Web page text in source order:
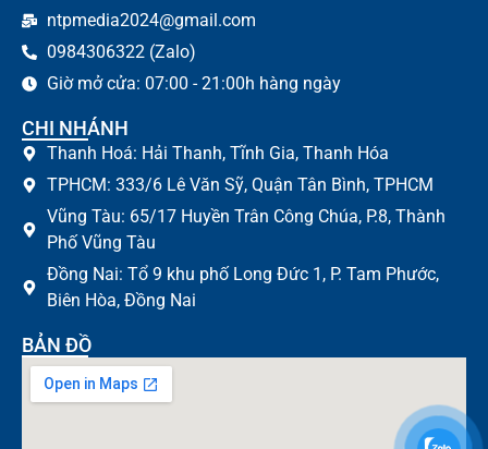
ntpmedia2024@gmail.com
0984306322 (Zalo)
Giờ mở cửa: 07:00 - 21:00h hàng ngày
CHI NHÁNH
Thanh Hoá: Hải Thanh, Tĩnh Gia, Thanh Hóa
TPHCM: 333/6 Lê Văn Sỹ, Quận Tân Bình, TPHCM
Vũng Tàu: 65/17 Huyền Trân Công Chúa, P.8, Thành
Phố Vũng Tàu
Đồng Nai: Tổ 9 khu phố Long Đức 1, P. Tam Phước,
Biên Hòa, Đồng Nai
BẢN ĐỒ